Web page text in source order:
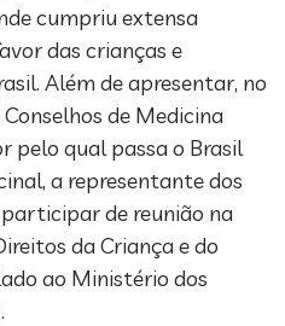
cumpriu extensa
das crianças e
Além de apresentar, no
de Medicina
pelo qual passa o Brasil
a representante dos
de reunião na
da Criança e do
ao Ministério dos